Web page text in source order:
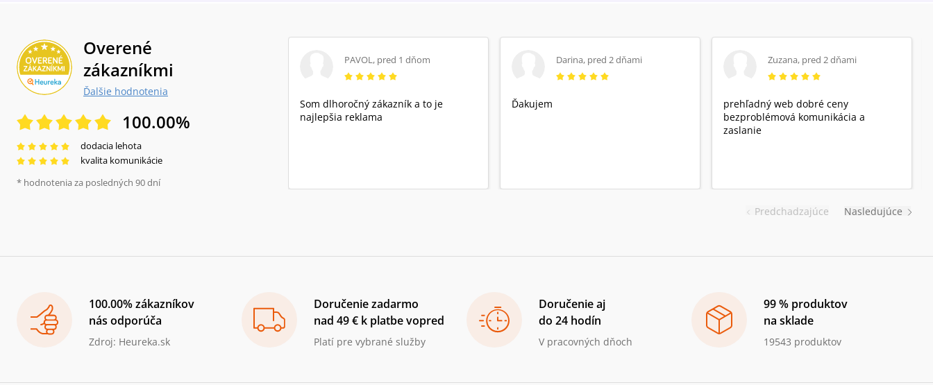
Overené
zákazníkmi
Ďalšie hodnotenia
100.00%
dodacia lehota
kvalita komunikácie
* hodnotenia za posledných 90 dní
Predchadzajúce
PAVOL, pred 1 dňom
Som dlhoročný zákazník a to je
najlepšia reklama
Darina, pred 2 dňami
Ďakujem
Zuzana, pred 2 dňami
prehľadný web dobré ceny
bezproblémová komunikácia a
zaslanie
Nasledujúce
100.00% zákazníkov
nás odporúča
Zdroj: Heureka.sk
Doručenie zadarmo
nad 49 € k platbe vopred
Platí pre vybrané služby
Doručenie aj
do 24 hodín
V pracovných dňoch
99 % produktov
na sklade
19543 produktov